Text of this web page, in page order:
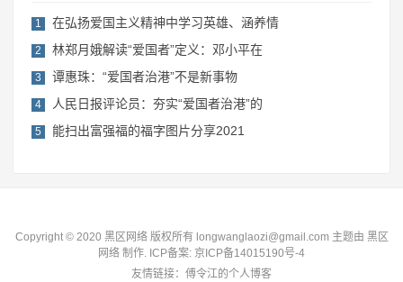
1 在弘扬爱国主义精神中学习英雄、涵养情
2 林郑月娥解读“爱国者”定义：邓小平在
3 谭惠珠：“爱国者治港”不是新事物
4 人民日报评论员：夯实“爱国者治港”的
5 能扫出富强福的福字图片分享2021
Copyright © 2020 黑区网络 版权所有 longwanglaozi@gmail.com 主题由 黑区
网络 制作. ICP备案: 京ICP备14015190号-4
友情链接： 傅令江的个人博客